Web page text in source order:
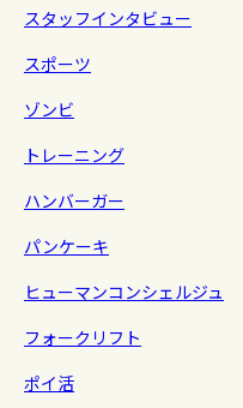
スタッフインタビュー
スポーツ
ゾンビ
トレーニング
ハンバーガー
パンケーキ
ヒューマンコンシェルジュ
フォークリフト
ポイ活